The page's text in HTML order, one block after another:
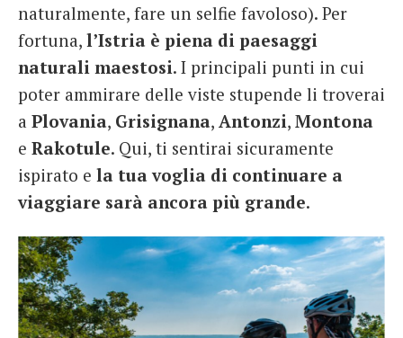
naturalmente, fare un selfie favoloso). Per
fortuna, l’Istria è piena di paesaggi
naturali maestosi. I principali punti in cui
poter ammirare delle viste stupende li troverai
a Plovania, Grisignana, Antonzi, Montona
e Rakotule. Qui, ti sentirai sicuramente
ispirato e la tua voglia di continuare a
viaggiare sarà ancora più grande.